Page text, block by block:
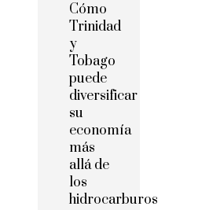
Cómo
Trinidad
y
Tobago
puede
diversificar
su
economía
más
allá de
los
hidrocarburos